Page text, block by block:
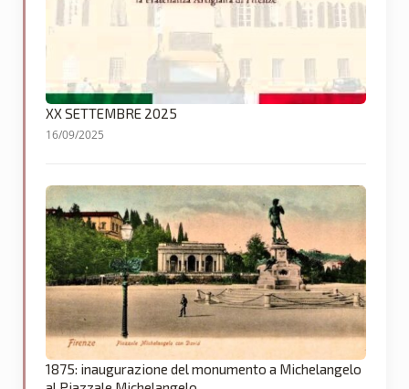
XX SETTEMBRE 2025
16/09/2025
1875: inaugurazione del monumento a Michelangelo